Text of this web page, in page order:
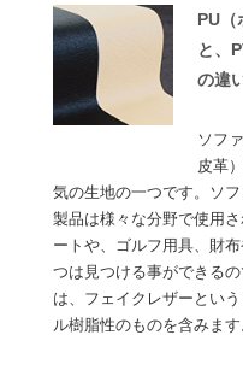
PU（
と、
の違
ソフ
皮革
気の生地の一つです。ソ
製品は様々な分野で使用
ートや、ゴルフ用具、財
つは見つける事ができる
は、フェイクレザーとい
ル樹脂性のものを含みま